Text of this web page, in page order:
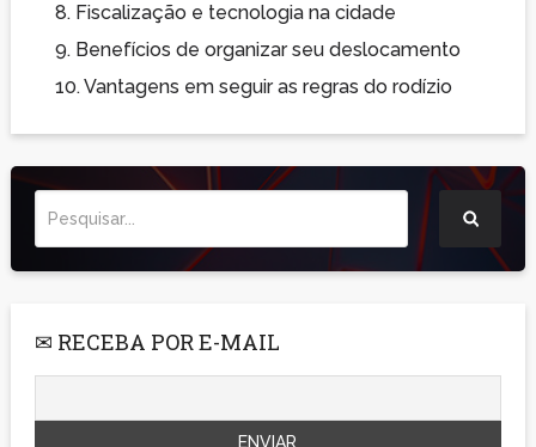
8.Fiscalização e tecnologia na cidade
9.Benefícios de organizar seu deslocamento
10.Vantagens em seguir as regras do rodízio
✉ RECEBA POR E-MAIL